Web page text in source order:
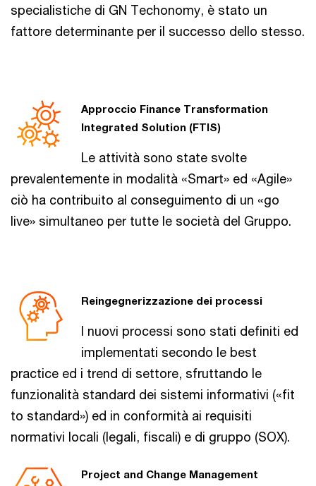
specialistiche di GN Techonomy, è stato un
fattore determinante per il successo dello stesso.
Approccio Finance Transformation
Integrated Solution (FTIS)
Le attività sono state svolte
prevalentemente in modalità «Smart» ed «Agile»
ciò ha contribuito al conseguimento di un «go
live» simultaneo per tutte le società del Gruppo.
Reingegnerizzazione dei processi
I nuovi processi sono stati definiti ed
implementati secondo le best
practice ed i trend di settore, sfruttando le
funzionalità standard dei sistemi informativi («fit
to standard») ed in conformità ai requisiti
normativi locali (legali, fiscali) e di gruppo (SOX).
Project and Change Management